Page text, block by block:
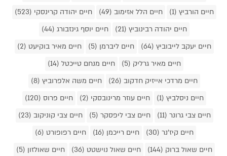
חיים הורביץ (1)
חיים הלל אזימוב (49)
חיים יהודה קרינסקי (523)
חיים יהודה רבינוביץ (21)
חיים יוסף גינזבורג (44)
חיים יעקב לייבוביץ (64)
חיים ליברמן (5)
חיים מאיר בוקיעט (2)
חיים מאיר גרליק (5)
חיים מנחם טייכטל (14)
חיים מרדכי אייזיק חדקוב (26)
חיים משה אלפרוביץ (8)
חיים ניסלביץ (1)
חיים עוזר מרינובסקי (2)
חיים פרוס (120)
חיים צבי גרונר (11)
חיים צבי ליפסקר (5)
חיים צבי קוניקוב (23)
חיים קיז'נר (30)
חיים רייכמן (16)
חיים רפופורט (6)
חיים שאול ברוק (144)
חיים שאול נוישטט (36)
חיים שאולזון (5)